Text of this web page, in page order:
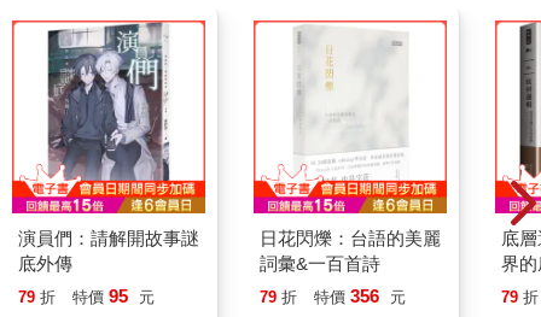
我知道結果會如何，我保證你一定會慶幸自己一起踏上了這
趟旅程！
■從隱形狀態開始
第一次走進一個場合時，要觀察整體情況可能不太符合我們
的自然反應。場合裡有各種事情在進行著，說不定你自然而然注
意到眼前的事情，可能是一位你認得的人，或是一群讓你出乎意
料、他們竟然互相認識的人在交談，也可能是餐桌上的食物吸引
你也可能好奇自己給別人留下了什麼印象。別人是怎麼看你
的？他們是否默默地批評你？他們有沒有發現你在人群中感到不
自在？（劇透：他們搞不好根本就沒注意到你！若有，他們也可
演員們：請解開故事謎
底外傳
79 折 特價 95 元
日花閃爍：台語的美麗
詞彙&一百首詩
79 折 特價 356 元
底
界
79 折